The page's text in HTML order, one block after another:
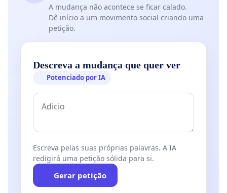
A mudança não acontece se ficar calado.
Dê início a um movimento social criando uma
petição.
Descreva a mudança que quer ver
Potenciado por IA
Escreva pelas suas próprias palavras. A IA
redigirá uma petição sólida para si.
Gerar petição